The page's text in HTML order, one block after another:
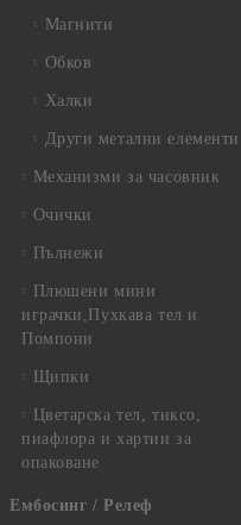
Магнити
Обков
Халки
Други метални елементи
Механизми за часовник
Очички
Пълнежи
Плюшени мини
играчки,Пухкава тел и
Помпони
Щипки
Цветарска тел, тиксо,
пиафлора и хартии за
опаковане
Ембосинг / Релеф